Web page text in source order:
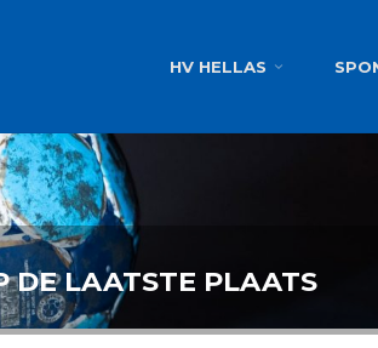
HV HELLAS
DE LAATSTE PLAATS